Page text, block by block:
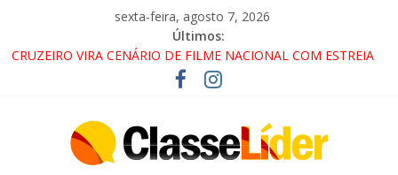
sexta-feira, agosto 7, 2026
Últimos:
CRUZEIRO VIRA CENÁRIO DE FILME NACIONAL COM ESTREIA
PROMOTOR DO GAECO
ACESSO À APARECIDA NA DUTRA SERÁ BLOQUEADO NO FIM